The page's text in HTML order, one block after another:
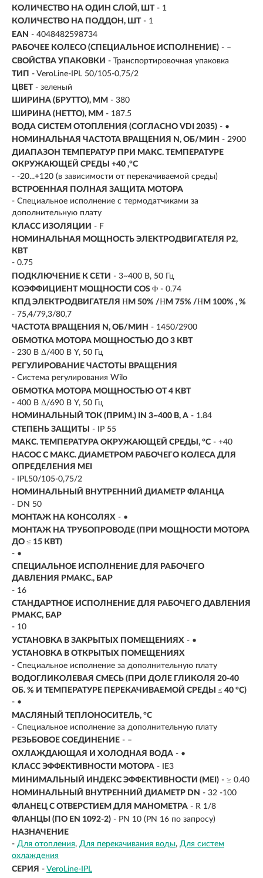
КОЛИЧЕСТВО НА ОДИН СЛОЙ, ШТ - 1
КОЛИЧЕСТВО НА ПОДДОН, ШТ - 1
EAN - 4048482598734
РАБОЧЕЕ КОЛЕСО (СПЕЦИАЛЬНОЕ ИСПОЛНЕНИЕ) - –
СВОЙСТВА УПАКОВКИ - Транспортировочная упаковка
ТИП - VeroLine-IPL 50/105-0,75/2
ЦВЕТ - зеленый
ШИРИНА (БРУТТО), ММ - 380
ШИРИНА (НЕТТО), ММ - 187.5
ВОДА СИСТЕМ ОТОПЛЕНИЯ (СОГЛАСНО VDI 2035) - •
НОМИНАЛЬНАЯ ЧАСТОТА ВРАЩЕНИЯ N, ОБ/МИН - 2900
ДИАПАЗОН ТЕМПЕРАТУР ПРИ МАКС. ТЕМПЕРАТУРЕ
ОКРУЖАЮЩЕЙ СРЕДЫ +40 ,°C
- -20...+120 (в зависимости от перекачиваемой среды)
ВСТРОЕННАЯ ПОЛНАЯ ЗАЩИТА МОТОРА
- Специальное исполнение с термодатчиками за
дополнительную плату
КЛАСС ИЗОЛЯЦИИ - F
НОМИНАЛЬНАЯ МОЩНОСТЬ ЭЛЕКТРОДВИГАТЕЛЯ P2,
КВТ
- 0.75
ПОДКЛЮЧЕНИЕ К СЕТИ - 3~400 В, 50 Гц
КОЭФФИЦИЕНТ МОЩНОСТИ COS Φ - 0.74
КПД ЭЛЕКТРОДВИГАТЕЛЯ ΗM 50% /ΗM 75% /ΗM 100% , %
- 75,4/79,3/80,7
ЧАСТОТА ВРАЩЕНИЯ N, ОБ/МИН - 1450/2900
ОБМОТКА МОТОРА МОЩНОСТЬЮ ДО 3 КВТ
- 230 В Δ/400 В Y, 50 Гц
РЕГУЛИРОВАНИЕ ЧАСТОТЫ ВРАЩЕНИЯ
- Система регулирования Wilo
ОБМОТКА МОТОРА МОЩНОСТЬЮ ОТ 4 КВТ
- 400 В Δ/690 В Y, 50 Гц
НОМИНАЛЬНЫЙ ТОК (ПРИМ.) IN 3~400 В, А - 1.84
СТЕПЕНЬ ЗАЩИТЫ
- IP 55
МАКС. ТЕМПЕРАТУРА ОКРУЖАЮЩЕЙ СРЕДЫ, °C - +40
НАСОС С МАКС. ДИАМЕТРОМ РАБОЧЕГО КОЛЕСА ДЛЯ
ОПРЕДЕЛЕНИЯ MEI
- IPL50/105-0,75/2
НОМИНАЛЬНЫЙ ВНУТРЕННИЙ ДИАМЕТР ФЛАНЦА
- DN 50
МОНТАЖ НА КОНСОЛЯХ - •
МОНТАЖ НА ТРУБОПРОВОДЕ (ПРИ МОЩНОСТИ МОТОРА
ДО ≤ 15 КВТ)
- •
СПЕЦИАЛЬНОЕ ИСПОЛНЕНИЕ ДЛЯ РАБОЧЕГО
ДАВЛЕНИЯ PМАКС., БАР
- 16
СТАНДАРТНОЕ ИСПОЛНЕНИЕ ДЛЯ РАБОЧЕГО ДАВЛЕНИЯ
PМАКС, БАР
- 10
УСТАНОВКА В ЗАКРЫТЫХ ПОМЕЩЕНИЯХ - •
УСТАНОВКА В ОТКРЫТЫХ ПОМЕЩЕНИЯХ
- Специальное исполнение за дополнительную плату
ВОДОГЛИКОЛЕВАЯ СМЕСЬ (ПРИ ДОЛЕ ГЛИКОЛЯ 20-40
ОБ. % И ТЕМПЕРАТУРЕ ПЕРЕКАЧИВАЕМОЙ СРЕДЫ ≤ 40 °C)
- •
МАСЛЯНЫЙ ТЕПЛОНОСИТЕЛЬ, °C
- Специальное исполнение за дополнительную плату
РЕЗЬБОВОЕ СОЕДИНЕНИЕ - –
ОХЛАЖДАЮЩАЯ И ХОЛОДНАЯ ВОДА - •
КЛАСС ЭФФЕКТИВНОСТИ МОТОРА - IE3
МИНИМАЛЬНЫЙ ИНДЕКС ЭФФЕКТИВНОСТИ (MEI) - ≥ 0.40
НОМИНАЛЬНЫЙ ВНУТРЕННИЙ ДИАМЕТР DN - 32 -100
ФЛАНЕЦ С ОТВЕРСТИЕМ ДЛЯ МАНОМЕТРА - R 1/8
ФЛАНЦЫ (ПО EN 1092-2) - PN 10 (PN 16 по запросу)
НАЗНАЧЕНИЕ
- Для отопления Для перекачивания воды Для систем
охлаждения
СЕРИЯ - VeroLine-IPL